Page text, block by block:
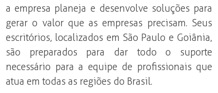
a empresa planeja e desenvolve soluções para
gerar o valor que as empresas precisam. Seus
escritórios, localizados em São Paulo e Goiânia,
são preparados para dar todo o suporte
necessário para a equipe de profissionais que
atua em todas as regiões do Brasil.